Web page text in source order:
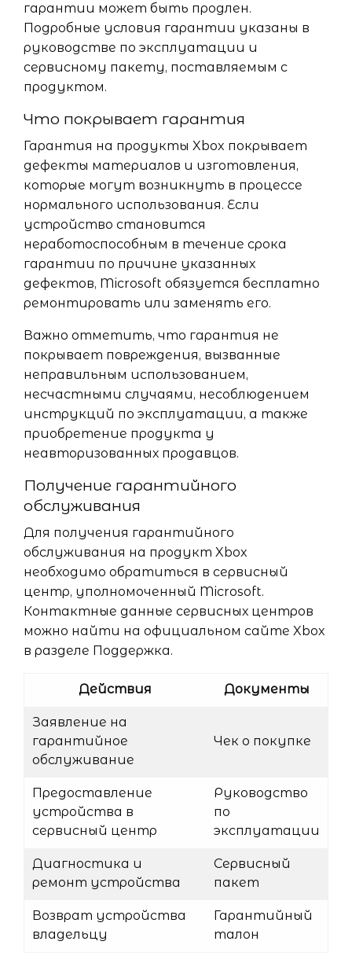
гарантии может быть продлен.
Подробные условия гарантии указаны в
руководстве по эксплуатации и
сервисному пакету, поставляемым с
продуктом.
Что покрывает гарантия
Гарантия на продукты Xbox покрывает
дефекты материалов и изготовления,
которые могут возникнуть в процессе
нормального использования. Если
устройство становится
неработоспособным в течение срока
гарантии по причине указанных
дефектов, Microsoft обязуется бесплатно
ремонтировать или заменять его.
Важно отметить, что гарантия не
покрывает повреждения, вызванные
неправильным использованием,
несчастными случаями, несоблюдением
инструкций по эксплуатации, а также
приобретение продукта у
неавторизованных продавцов.
Получение гарантийного
обслуживания
Для получения гарантийного
обслуживания на продукт Xbox
необходимо обратиться в сервисный
центр, уполномоченный Microsoft.
Контактные данные сервисных центров
можно найти на официальном сайте Xbox
в разделе Поддержка.
Действия Документы
Заявление на
гарантийное
обслуживание
Чек о покупке
Предоставление
устройства в
сервисный центр
Руководство
по
эксплуатации
Диагностика и
ремонт устройства
Сервисный
пакет
Возврат устройства
владельцу
Гарантийный
талон